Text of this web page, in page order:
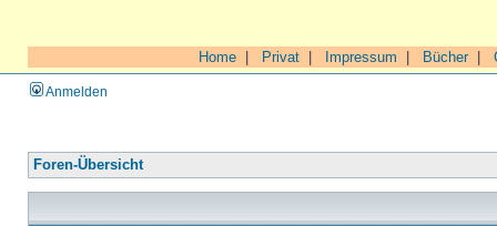
Home Privat Impressum Bücher|
Anmelden
Foren-Übersicht